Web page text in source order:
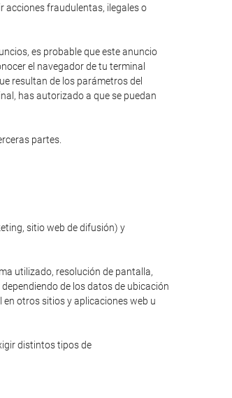
acciones fraudulentas, ilegales o
es probable que este anuncio
el navegador de tu terminal
resultan de los parámetros del
has autorizado a que se puedan
partes.
sitio web de difusión) y
utilizado, resolución de pantalla,
de los datos de ubicación
otros sitios y aplicaciones web u
distintos tipos de